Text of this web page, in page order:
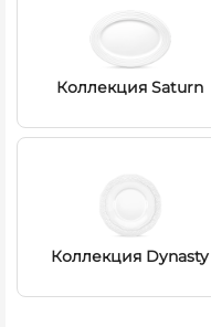
Коллекция Saturn
Коллекция Dynasty